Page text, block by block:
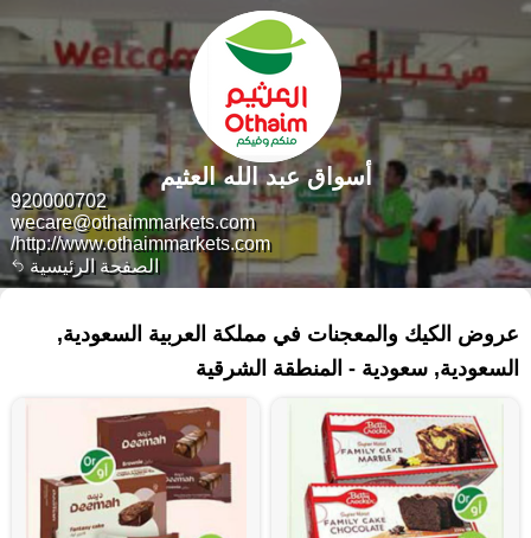
الصفحة الرئيسية
920000702
wecare@othaimmarkets.com
http://www.othaimmarkets.com/
أسواق عبد الله العثيم
عروض الكيك والمعجنات في مملكة العربية السعودية,
السعودية, سعودية - المنطقة الشرقية